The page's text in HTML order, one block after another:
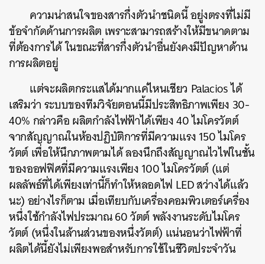
ความน่าสนใจของสารกึ่งตัวนำชนิดนี้ อยู่งตรงที่ไม่มี
ข้อจำกัดด้านการผลิต เพราะสามารถสร้างให้มีขนาดตาม
ที่ต้องการได้ ในขณะที่สารกึ่งตัวนำอื่นยังคงมีปัญหาด้าน
การผลิตอยู่
แต่จะผลิตกระแสได้มากแค่ไหนเชียว Palacios ได้
เสริมว่า ระบบของทีมวิจัยตอนนี้มีประสิทธิภาพเพียง 30-
40% กล่าวคือ ผลิตกำลังไฟฟ้าได้เพียง 40 ไมโครวัตต์
จากสัญญาณในห้องปฏิบัติการที่มีความแรง 150 ไมโคร
วัตต์ เพื่อให้นึกภาพตามได้ ลองนึกถึงสัญญาณไวไฟในชั้น
ของออฟฟิศที่มีความแรงเพียง 100 ไมโครวัตต์ (แต่
ผลลัพธ์ที่ได้เพียงเท่านี้ก็ทำให้หลอดไฟ LED สว่างได้แล้ว
นะ) อย่างไรก็ตาม เมื่อเทียบกับเครื่องคอมพิวเตอร์เครื่อง
หนึ่งใช้กำลังไฟประมาณ 60 วัตต์ พลังงานระดับไมโคร
วัตต์ (หนึ่งในล้านส่วนของหนึ่งวัตต์) แน่นอนว่าไฟฟ้าที่
ผลิตได้นี้ยังไม่เพียงพอสำหรับการใช้ในชีวิตประจำวัน